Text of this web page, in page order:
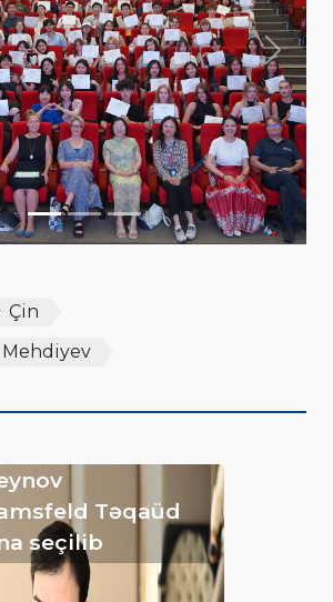
Next
Çin
Təqaüd
seçilib